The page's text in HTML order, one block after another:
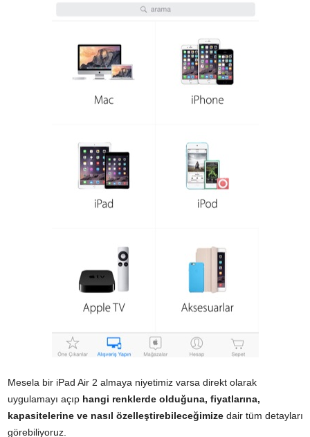
Mesela bir iPad Air 2 almaya niyetimiz varsa direkt olarak
uygulamayı açıp hangi renklerde olduğuna, fiyatlarına,
kapasitelerine ve nasıl özelleştirebileceğimize dair tüm detayları
görebiliyoruz.